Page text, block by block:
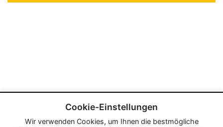
Cookie-Einstellungen
Wir verwenden Cookies, um Ihnen die bestmögliche